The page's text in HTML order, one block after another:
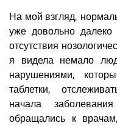
На мой взгляд,
уже довольно
отсутствия
я видела немало
нарушениями,
таблетки,
начала
обращались к